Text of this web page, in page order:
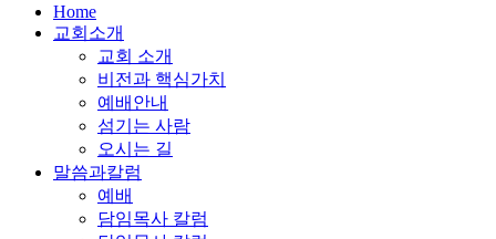
Close
Menu
Home
교회소개
교회 소개
비전과 핵심가치
예배안내
섬기는 사람
오시는 길
말씀과칼럼
예배
담임목사 칼럼